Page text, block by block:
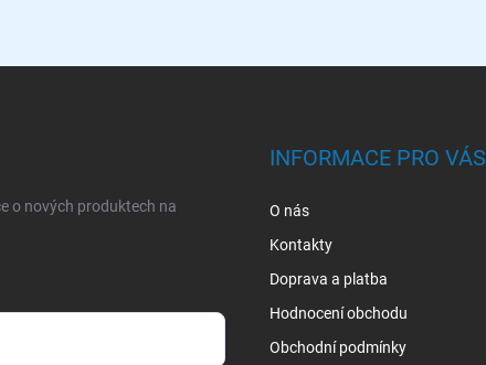
o nových produktech na
INFORMACE PRO VÁS
O nás
Kontakty
Doprava a platba
Hodnocení obchodu
Obchodní podmínky